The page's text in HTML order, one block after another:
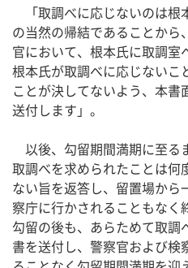
「取調べに応じないのは根
の当然の帰結であることか
官において、根本氏に取調室
根本氏が取調べに応じないこ
ことが決してないよう、本書
送付します」。
以後、勾留期間満期に至る
取調べを求められたことは何
ない旨を返答し、留置場か
察庁に行かされることもなく
勾留の後も、あらためて取調
書を送付し、警察官および